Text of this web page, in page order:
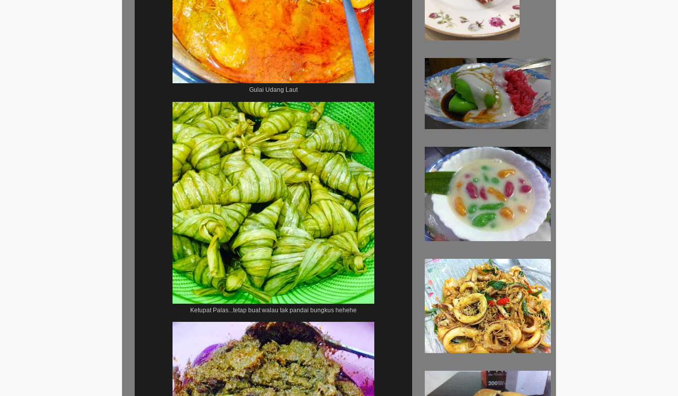
Gulai Udang Laut
Ketupat Palas...tetap buat walau tak pandai bungkus hehehe